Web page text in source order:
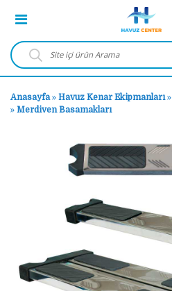
Anasayfa» Havuz Kenar Ekipmanları»
» Merdiven Basamakları